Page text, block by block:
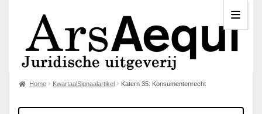
Home KwartaalSignaalartikel Katern 35: Konsumentenrecht